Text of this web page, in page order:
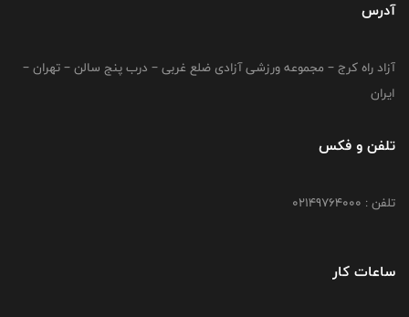
آدرس
آزاد راه کرج – مجموعه ورزشی آزادی ضلع غربی – درب پنج سالن – تهران –
ایران
تلفن و فکس
تلفن : 02149764000
ساعات کار